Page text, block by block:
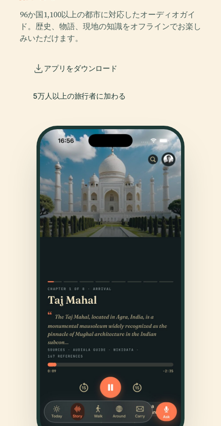
96か国1,100以上の都市に対応したオーディオガイ
ド。歴史、物語、現地の知識をオフラインでお楽し
みいただけます。
アプリをダウンロード
5万人以上の旅行者に加わる